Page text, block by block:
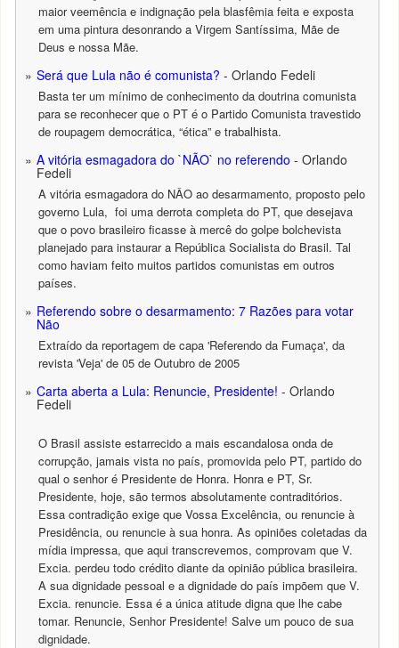
maior veemência e indignação pela blasfêmia feita e exposta
em uma pintura desonrando a Virgem Santíssima, Mãe de
Deus e nossa Mãe.
Será que Lula não é comunista? - Orlando Fedeli
Basta ter um mínimo de conhecimento da doutrina comunista
para se reconhecer que o PT é o Partido Comunista travestido
de roupagem democrática, “ética” e trabalhista.
A vitória esmagadora do `NÃO` no referendo - Orlando
Fedeli
A vitória esmagadora do NÂO ao desarmamento, proposto pelo
governo Lula, foi uma derrota completa do PT, que desejava
que o povo brasileiro ficasse à mercê do golpe bolchevista
planejado para instaurar a República Socialista do Brasil. Tal
como haviam feito muitos partidos comunistas em outros
países.
Referendo sobre o desarmamento: 7 Razões para votar
Não
Extraído da reportagem de capa 'Referendo da Fumaça', da
revista 'Veja' de 05 de Outubro de 2005
Carta aberta a Lula: Renuncie, Presidente! - Orlando
Fedeli
O Brasil assiste estarrecido a mais escandalosa onda de
corrupção, jamais vista no país, promovida pelo PT, partido do
qual o senhor é Presidente de Honra. Honra e PT, Sr.
Presidente, hoje, são termos absolutamente contraditórios.
Essa contradição exige que Vossa Excelência, ou renuncie à
Presidência, ou renuncie à sua honra. As opiniões coletadas da
mídia impressa, que aqui transcrevemos, comprovam que V.
Excia. perdeu todo crédito diante da opinião pública brasileira.
A sua dignidade pessoal e a dignidade do país impõem que V.
Excia. renuncie. Essa é a única atitude digna que lhe cabe
tomar. Renuncie, Senhor Presidente! Salve um pouco de sua
dignidade.